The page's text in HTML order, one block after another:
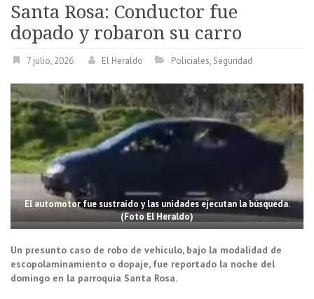
Santa Rosa: Conductor fue
dopado y robaron su carro
7 julio, 2026 El Heraldo Policiales, Seguridad
El automotor fue sustraído y las unidades ejecutan la búsqueda.
(Foto El Heraldo)
Un presunto caso de robo de vehículo, bajo la modalidad de
escopolaminamiento o dopaje, fue reportado la noche del
domingo en la parroquia Santa Rosa.